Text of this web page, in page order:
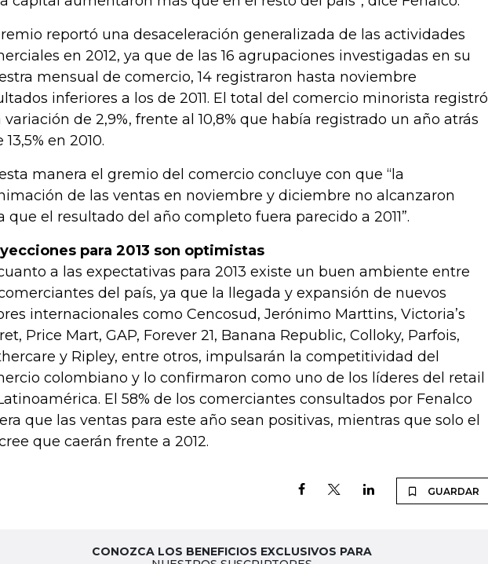
reportó una desaceleración generalizada de las actividades
en 2012, ya que de las 16 agrupaciones investigadas en su
mensual de comercio, 14 registraron hasta noviembre
inferiores a los de 2011. El total del comercio minorista registró
variación de 2,9%, frente al 10,8% que había registrado un año atrás
13,5% en 2010.
manera el gremio del comercio concluye con que “la
de las ventas en noviembre y diciembre no alcanzaron
que el resultado del año completo fuera parecido a 2011”.
para 2013 son optimistas
a las expectativas para 2013 existe un buen ambiente entre
del país, ya que la llegada y expansión de nuevos
internacionales como Cencosud, Jerónimo Marttins, Victoria’s
Price Mart, GAP, Forever 21, Banana Republic, Colloky, Parfois,
y Ripley, entre otros, impulsarán la competitividad del
colombiano y lo confirmaron como uno de los líderes del retail
El 58% de los comerciantes consultados por Fenalco
que las ventas para este año sean positivas, mientras que solo el
que caerán frente a 2012.
GUARDAR
CONOZCA LOS BENEFICIOS EXCLUSIVOS PARA